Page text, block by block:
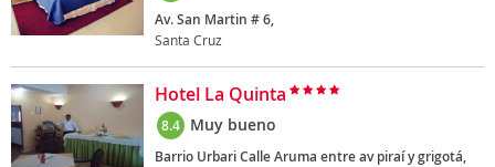
Av. San Martin # 6,
Santa Cruz
Hotel La Quinta
8.4 Muy bueno
Barrio Urbari Calle Aruma entre av piraí y grigotá,